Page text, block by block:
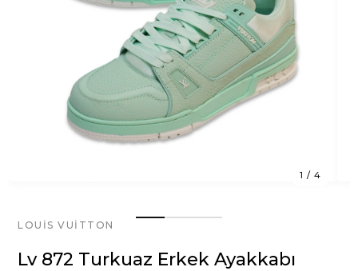
1 / 4
LOUIS VUITTON
Lv 872 Turkuaz Erkek Ayakkabı